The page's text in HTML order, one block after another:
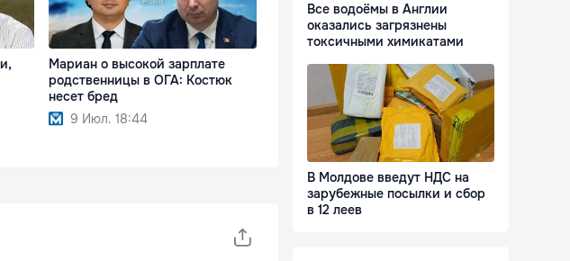
Мариан о высокой зарплате
родственницы в ОГА: Костюк
несет бред
9 Июл. 18:44
Все водоёмы в Англии
оказались загрязнены
токсичными химикатами
В Молдове введут НДС на
зарубежные посылки и сбор
в 12 леев